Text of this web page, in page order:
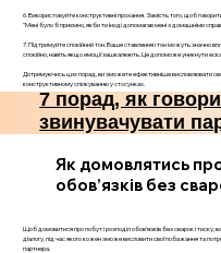
6. Використовуйте конструктивні прохання. Замість того, щоб
"Мені було б приємно, якби ти іноді допомагав мені з домашніми
7. Підтримуйте спокійний тон. Ваше ставлення і тон можуть значно
спокійно, навіть якщо емоції зашкалюють. Це допоможе уникнути
Дотримуючись цих порад, ви зможете ефективніше висловлювати
конструктивному спілкуванню у стосунках.
7 порад, як
звинувачувати
Як домовлятись
обов’язків без
Щоб домовитися про побут і розподіл обов’язків без сварок і
діалогу, під час якого кожен зможе висловити свої побажання та
партнера.